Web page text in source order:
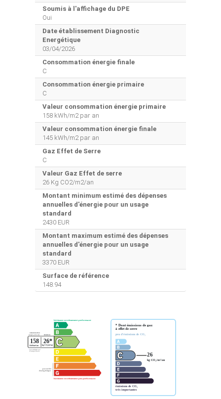
Soumis à l'affichage du DPE
Oui
Date établissement Diagnostic
Energétique
03/04/2026
Consommation énergie finale
C
Consommation énergie primaire
C
Valeur consommation énergie primaire
158 kWh/m2 par an
Valeur consommation énergie finale
145 kWh/m2 par an
Gaz Effet de Serre
C
Valeur Gaz Effet de serre
26 Kg CO2/m2/an
Montant minimum estimé des dépenses
annuelles d'énergie pour un usage
standard
2430 EUR
Montant maximum estimé des dépenses
annuelles d'énergie pour un usage
standard
3370 EUR
Surface de référence
148.94